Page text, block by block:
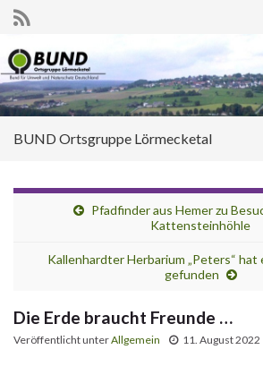
BUND Ortsgruppe Lörmecketal
Pfadfinder aus Hemer zu
Kattensteinhöhle
Kallenhardter Herbarium „Peters“ hat
gefunden
Die Erde braucht Freunde …
Veröffentlicht unterAllgemein 11. August 2022